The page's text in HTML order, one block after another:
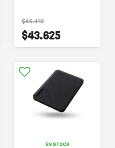
$46.410
$43.625
EN STOCK